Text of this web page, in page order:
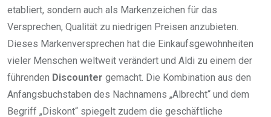
etabliert, sondern auch als Markenzeichen für das
Versprechen, Qualität zu niedrigen Preisen anzubieten.
Dieses Markenversprechen hat die Einkaufsgewohnheiten
vieler Menschen weltweit verändert und Aldi zu einem der
führenden Discounter gemacht. Die Kombination aus den
Anfangsbuchstaben des Nachnamens „Albrecht“ und dem
Begriff „Diskont“ spiegelt zudem die geschäftliche